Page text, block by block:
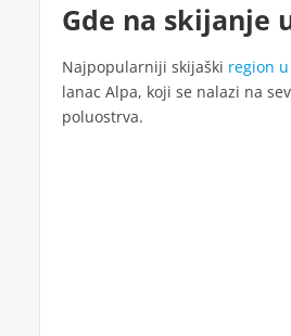
Gde na skijanje
Najpopularniji skijaški region
lanac Alpa, koji se nalazi na
poluostrva.